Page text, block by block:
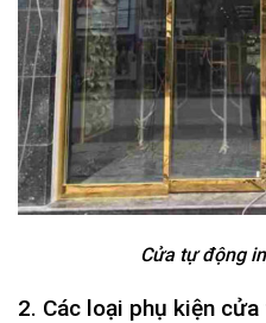
Cửa tự động
2. Các loại phụ kiện